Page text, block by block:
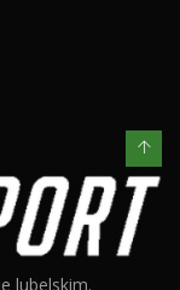
lubelskim.